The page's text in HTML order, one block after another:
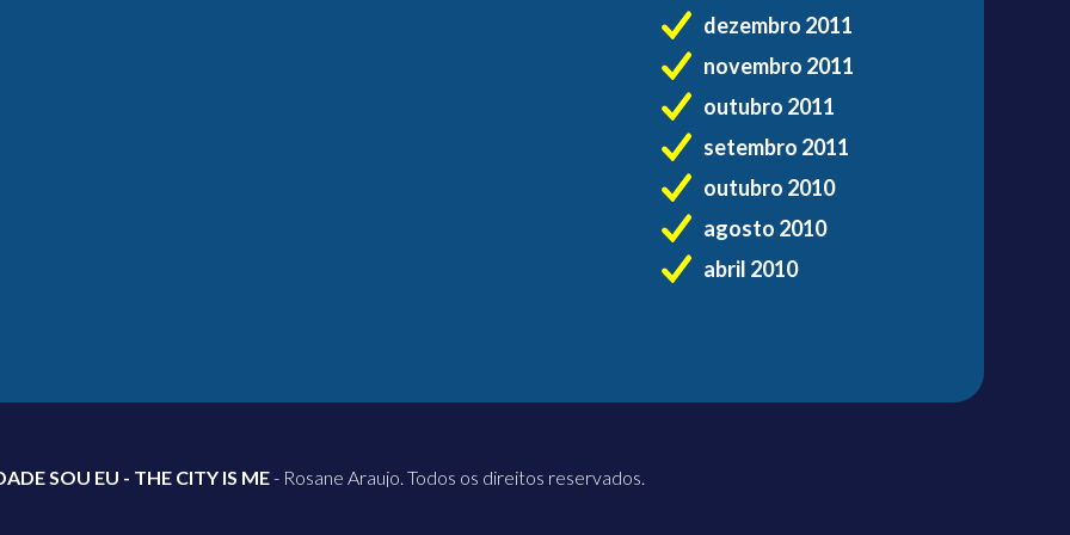
dezembro 2011
novembro 2011
outubro 2011
setembro 2011
outubro 2010
agosto 2010
abril 2010
SOU EU - THE CITY IS ME- Rosane Araujo. Todos os direitos reservados.